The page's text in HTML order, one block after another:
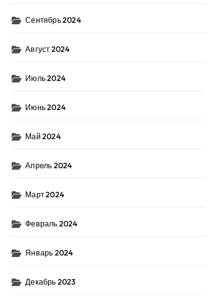
Сентябрь 2024
Август 2024
Июль 2024
Июнь 2024
Май 2024
Апрель 2024
Март 2024
Февраль 2024
Январь 2024
Декабрь 2023